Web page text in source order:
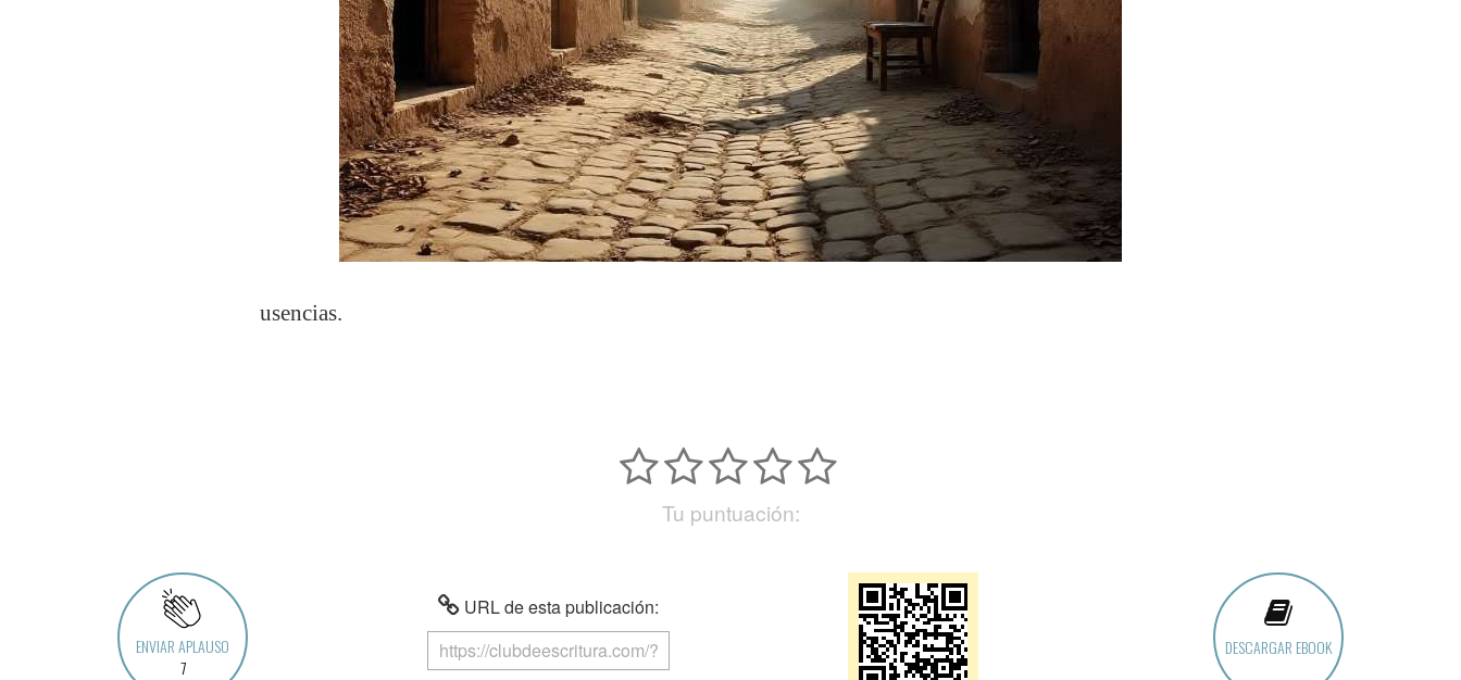
usencias.
Tu puntuación:
ENVIAR APLAUSO
7
URL de esta publicación:
DESCARGAR EBOOK